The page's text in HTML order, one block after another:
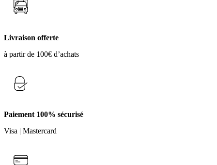
Livraison offerte
à partir de 100€ d’achats
Paiement 100% sécurisé
Visa | Mastercard